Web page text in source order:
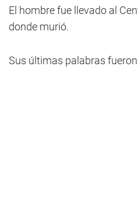
El hombre fue llevado al
donde murió.
Sus últimas palabras